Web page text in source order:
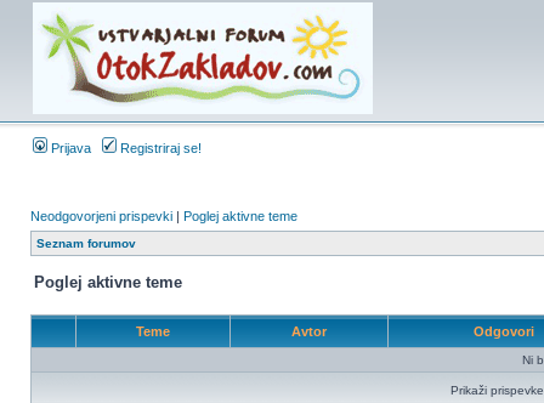
Prijava Registriraj se!
Neodgovorjeni prispevki | Poglej aktivne teme
Seznam forumov
Poglej aktivne teme
Teme Avtor Odgovori
Ni
Prikaži